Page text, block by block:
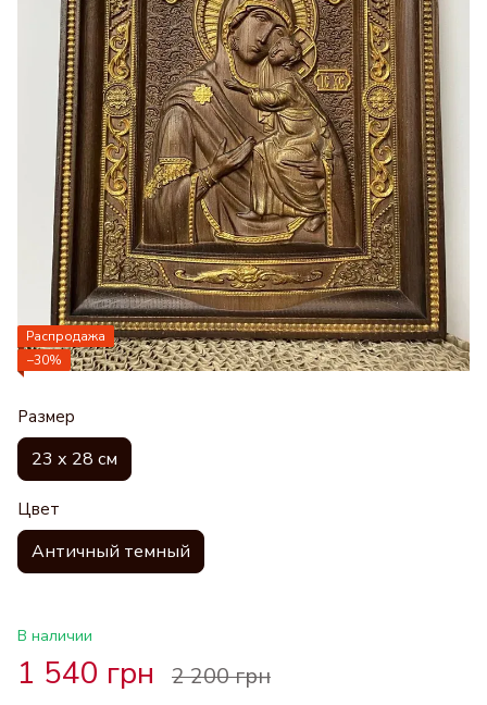
Распродажа
−30%
Размер
23 х 28 см
Цвет
Античный темный
В наличии
1 540 грн 2 200 грн